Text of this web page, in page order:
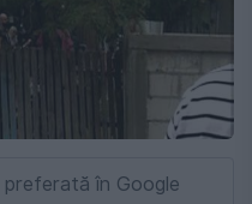
în Google